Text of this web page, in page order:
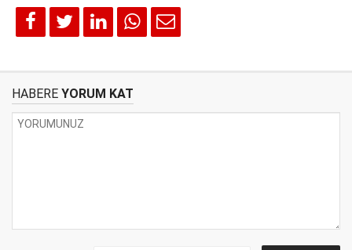
HABERE YORUM KAT